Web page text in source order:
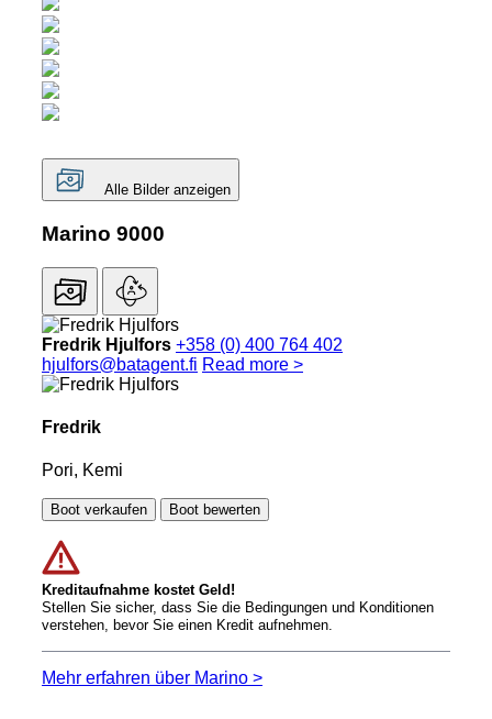
Alle Bilder anzeigen
Marino 9000
Fredrik Hjulfors +358 (0) 400 764 402
hjulfors@batagent.fi Read more >
Fredrik
Pori, Kemi
Boot verkaufen Boot bewerten
Kreditaufnahme kostet Geld!
Stellen Sie sicher, dass Sie die Bedingungen und Konditionen
verstehen, bevor Sie einen Kredit aufnehmen.
Mehr erfahren über Marino >